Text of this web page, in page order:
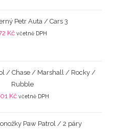
Petr Auta / Cars 3
Kč včetně DPH
/ Chase / Marshall / Rocky /
Rubble
Kč včetně DPH
Paw Patrol / 2 páry